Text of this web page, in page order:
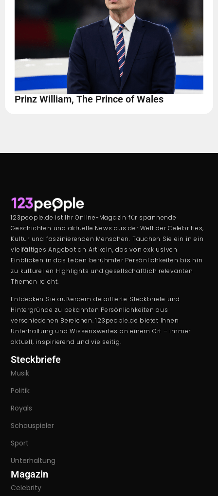
Prinz William, The Prince of Wales
123people.de ist Ihr Online-Magazin für spannende
Geschichten und aktuelle News aus der Welt der Celebrities,
Kultur und faszinierenden Menschen. Tauchen Sie ein in ein
vielfältiges Angebot an Artikeln, das von exklusiven
Einblicken in das Leben berühmter Persönlichkeiten bis hin
zu kulturellen Highlights und gesellschaftlich relevanten
Themen reicht.
Entdecken Sie außerdem detaillierte Steckbriefe und
Hintergründe zu bekannten Persönlichkeiten aus
verschiedenen Bereichen. 123people.de bietet Ihnen
Unterhaltung und Wissenswertes an einem Ort – immer
aktuell, inspirierend und vielseitig.
Steckbriefe
Musik
Politik
Royals
Schauspieler
Sport
Unterhaltung
Magazin
Celebrity